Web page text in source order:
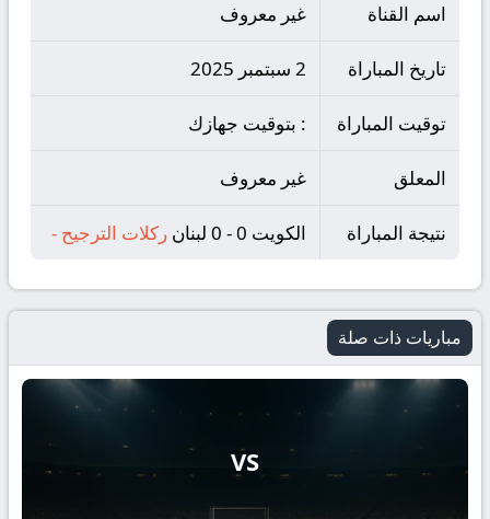
اسم القناة غير معروف
تاريخ المباراة 2 سبتمبر 2025
توقيت المباراة : بتوقيت جهازك
المعلق غير معروف
نتيجة المباراة الكويت 0 - 0 لبنان ركلات الترجيح -
مباريات ذات صلة
VS